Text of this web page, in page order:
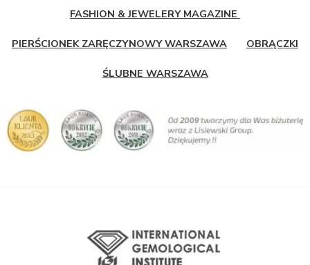
FASHION & JEWELERY MAGAZINE
PIERŚCIONEK ZARĘCZYNOWY WARSZAWA OBRĄCZKI
ŚLUBNE WARSZAWA